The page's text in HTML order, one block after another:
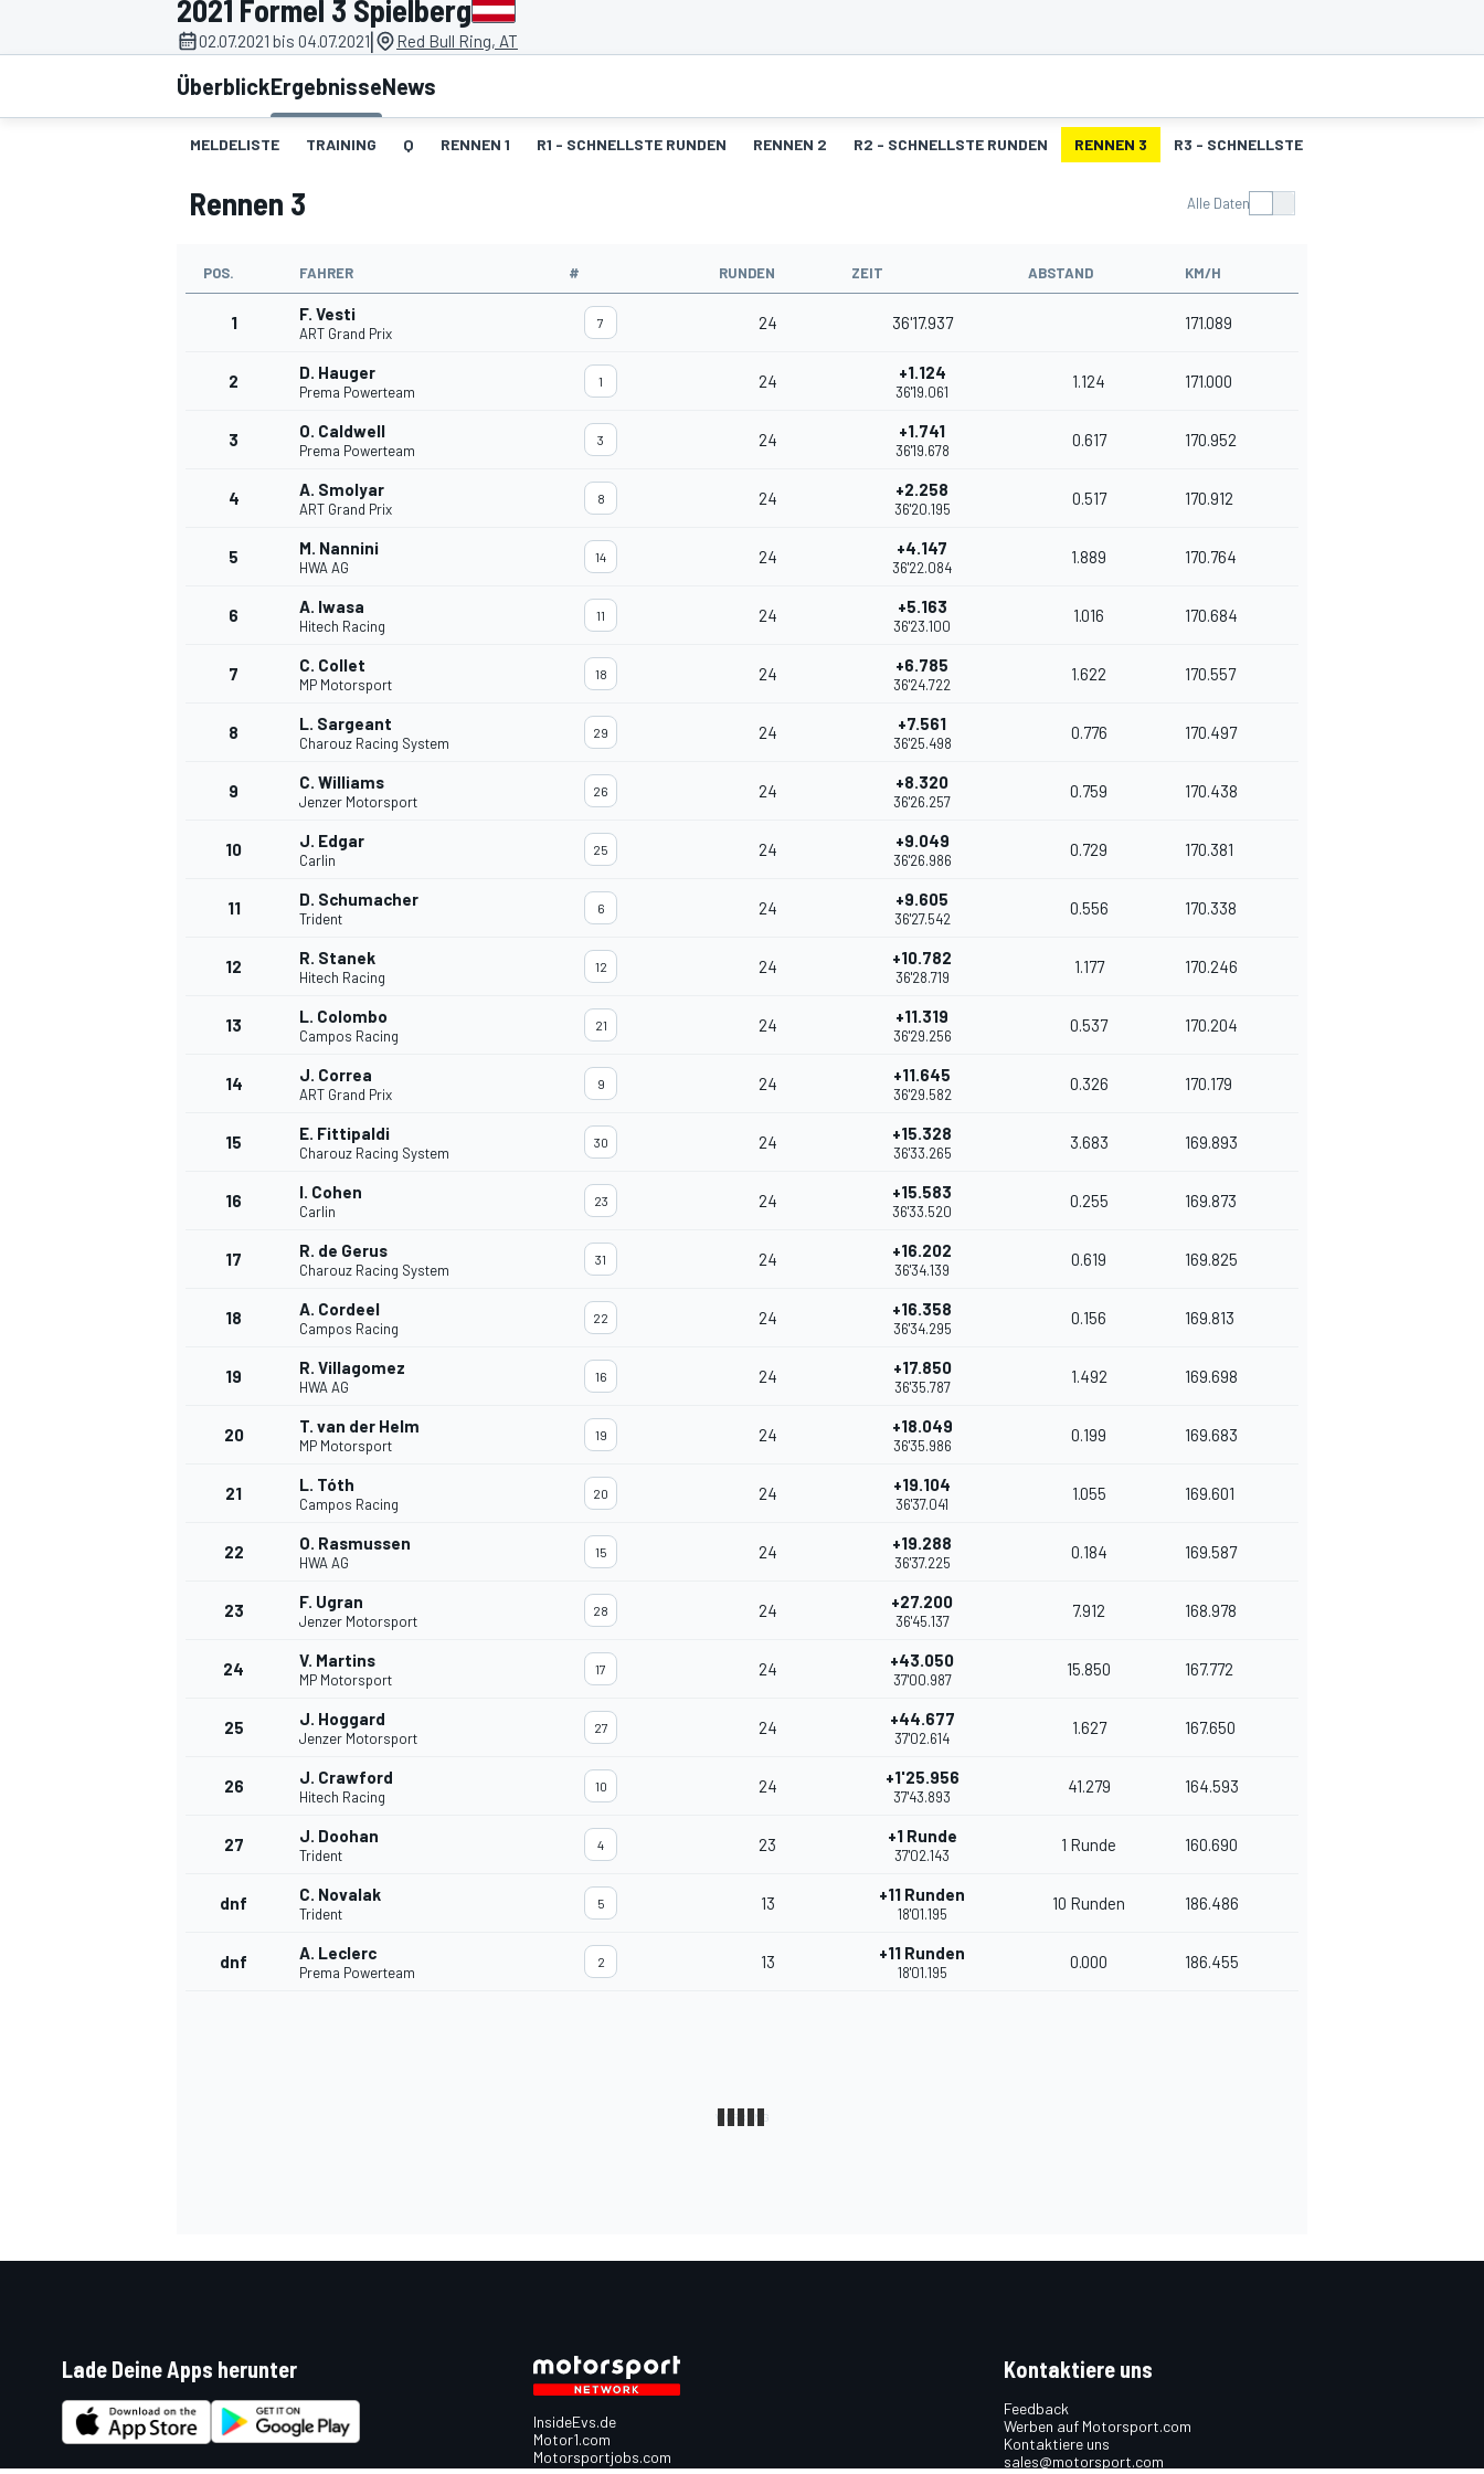
MOTOGP
2021 Formel 3 Spielberg
02.07.2021 bis 04.07.2021| Red Bull Ring, AT
ÜberblickErgebnisseNews
MELDELISTE TRAINING Q RENNEN 1 R1 - SCHNELLSTE RUNDEN RENNEN 2 R2 - SCHNELLSTE RUNDEN RENNEN 3 R3 - SCHNELLSTE RUNDEN
Rennen 3 Alle Daten
POS. FAHRER # RUNDEN ZEIT ABSTAND KM/H
1 F. Vesti
ART Grand Prix
7 24 36'17.937 171.089
2 D. Hauger
Prema Powerteam
1 24 +1.124
36'19.061
1.124 171.000
3 O. Caldwell
Prema Powerteam
3 24 +1.741
36'19.678
0.617 170.952
4 A. Smolyar
ART Grand Prix
8 24 +2.258
36'20.195
0.517 170.912
5 M. Nannini
HWA AG
14 24 +4.147
36'22.084
1.889 170.764
6 A. Iwasa
Hitech Racing
11 24 +5.163
36'23.100
1.016 170.684
7 C. Collet
MP Motorsport
18 24 +6.785
36'24.722
1.622 170.557
8 L. Sargeant
Charouz Racing System
29 24 +7.561
36'25.498
0.776 170.497
9 C. Williams
Jenzer Motorsport
26 24 +8.320
36'26.257
0.759 170.438
10 J. Edgar
Carlin
25 24 +9.049
36'26.986
0.729 170.381
11 D. Schumacher
Trident
6 24 +9.605
36'27.542
0.556 170.338
12 R. Stanek
Hitech Racing
12 24 +10.782
36'28.719
1.177 170.246
13 L. Colombo
Campos Racing
21 24 +11.319
36'29.256
0.537 170.204
14 J. Correa
ART Grand Prix
9 24 +11.645
36'29.582
0.326 170.179
15 E. Fittipaldi
Charouz Racing System
30 24 +15.328
36'33.265
3.683 169.893
16 I. Cohen
Carlin
23 24 +15.583
36'33.520
0.255 169.873
17 R. de Gerus
Charouz Racing System
31 24 +16.202
36'34.139
0.619 169.825
18 A. Cordeel
Campos Racing
22 24 +16.358
36'34.295
0.156 169.813
19 R. Villagomez
HWA AG
16 24 +17.850
36'35.787
1.492 169.698
20 T. van der Helm
MP Motorsport
19 24 +18.049
36'35.986
0.199 169.683
21 L. Tóth
Campos Racing
20 24 +19.104
36'37.041
1.055 169.601
22 O. Rasmussen
HWA AG
15 24 +19.288
36'37.225
0.184 169.587
23 F. Ugran
Jenzer Motorsport
28 24 +27.200
36'45.137
7.912 168.978
24 V. Martins
MP Motorsport
17 24 +43.050
37'00.987
15.850 167.772
25 J. Hoggard
Jenzer Motorsport
27 24 +44.677
37'02.614
1.627 167.650
26 J. Crawford
Hitech Racing
10 24 +1'25.956
37'43.893
41.279 164.593
27 J. Doohan
Trident
4 23 +1 Runde
37'02.143
1 Runde 160.690
dnf C. Novalak
Trident
5 13 +11 Runden
18'01.195
10 Runden 186.486
dnf A. Leclerc
Prema Powerteam
2 13 +11 Runden
18'01.195
0.000 186.455
Lade Deine Apps herunter
InsideEvs.de
Motor1.com
Motorsportjobs.com
Kontaktiere uns
Feedback
Werben auf Motorsport.com
Kontaktiere uns
sales@motorsport.com